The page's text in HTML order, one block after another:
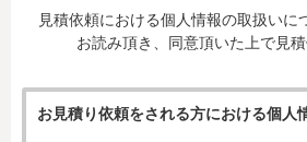
見積依頼における個人情報の取扱いに
お読み頂き、同意頂いた上で見積
お見積り依頼をされる方における個人